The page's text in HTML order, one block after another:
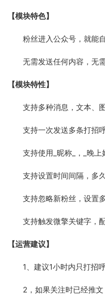
【模块特色】
粉丝进入公众号，就能
无需发送任何内容，无
【模块特性】
支持多种消息，文本、图
支持一次发送多条打招
支持使用_昵称_，_晚上
支持设置时间间隔，多
支持忽略新粉丝，设置
支持触发微擎关键字，配
【运营建议】
1、建议1小时内只打招
2，如果关注时已经推文